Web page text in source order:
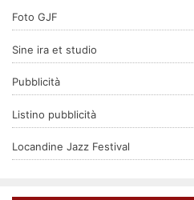
Foto GJF
Sine ira et studio
Pubblicità
Listino pubblicità
Locandine Jazz Festival